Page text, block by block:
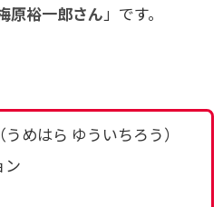
原裕一郎さん」です。
めはら ゆういちろう）
ン